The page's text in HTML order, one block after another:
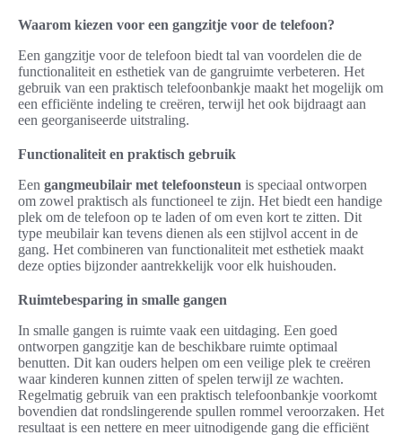
Waarom kiezen voor een gangzitje voor de telefoon?
Een gangzitje voor de telefoon biedt tal van voordelen die de
functionaliteit en esthetiek van de gangruimte verbeteren. Het
gebruik van een praktisch telefoonbankje maakt het mogelijk om
een efficiënte indeling te creëren, terwijl het ook bijdraagt aan
een georganiseerde uitstraling.
Functionaliteit en praktisch gebruik
Een gangmeubilair met telefoonsteun is speciaal ontworpen
om zowel praktisch als functioneel te zijn. Het biedt een handige
plek om de telefoon op te laden of om even kort te zitten. Dit
type meubilair kan tevens dienen als een stijlvol accent in de
gang. Het combineren van functionaliteit met esthetiek maakt
deze opties bijzonder aantrekkelijk voor elk huishouden.
Ruimtebesparing in smalle gangen
In smalle gangen is ruimte vaak een uitdaging. Een goed
ontworpen gangzitje kan de beschikbare ruimte optimaal
benutten. Dit kan ouders helpen om een veilige plek te creëren
waar kinderen kunnen zitten of spelen terwijl ze wachten.
Regelmatig gebruik van een praktisch telefoonbankje voorkomt
bovendien dat rondslingerende spullen rommel veroorzaken. Het
resultaat is een nettere en meer uitnodigende gang die efficiënt